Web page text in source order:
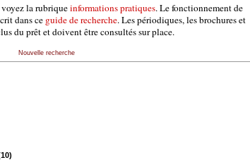
la rubriqueinformations pratiques. Le fonctionnement de
dans ce guide de recherche. Les périodiques, les brochures et
du prêt et doivent être consultés sur place.
Nouvelle recherche
10)